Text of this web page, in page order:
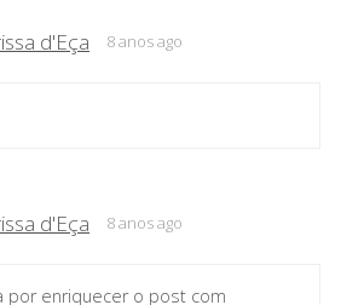
d'Eça 8 anos ago
d'Eça 8 anos ago
por enriquecer o post com